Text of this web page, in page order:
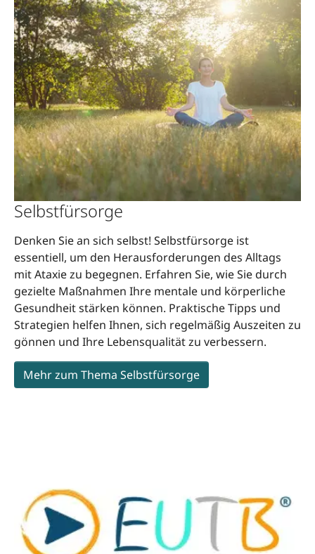
Selbstfürsorge
Denken Sie an sich selbst! Selbstfürsorge ist
essentiell, um den Herausforderungen des Alltags
mit Ataxie zu begegnen. Erfahren Sie, wie Sie durch
gezielte Maßnahmen Ihre mentale und körperliche
Gesundheit stärken können. Praktische Tipps und
Strategien helfen Ihnen, sich regelmäßig Auszeiten zu
gönnen und Ihre Lebensqualität zu verbessern.
Mehr zum Thema Selbstfürsorge